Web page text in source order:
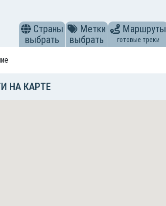
Страны
выбрать
Метки
выбрать
Маршруты
готовые треки
НА КАРТЕ